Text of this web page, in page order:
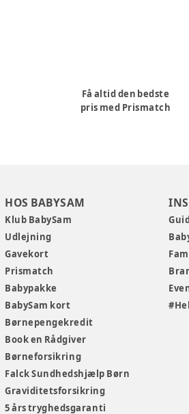
Få altid den bedste
pris med Prismatch
HOS BABYSAM
Klub BabySam
Udlejning
Gavekort
Prismatch
Babypakke
BabySam kort
Børnepengekredit
Book en Rådgiver
Børneforsikring
Falck Sundhedshjælp Børn
Graviditetsforsikring
5 års tryghedsgaranti